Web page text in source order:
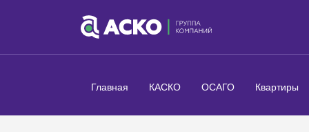
Главная КАСКО ОСАГО Квартиры